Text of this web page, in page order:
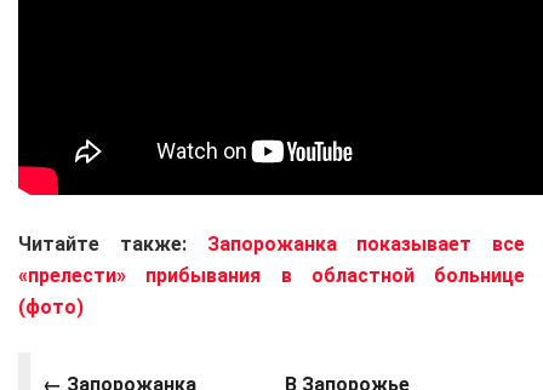
Читайте также: Запорожанка показывает все
«прелести» прибывания в областной больнице
(фото)
← Запорожанка
В Запорожье